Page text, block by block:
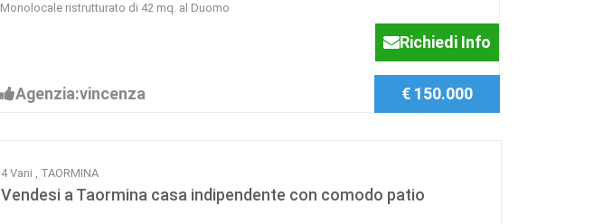
Monolocale ristrutturato di 42 mq. al Duomo
Richiedi Info
Agenzia:vincenza € 150.000
4 Vani , TAORMINA
Vendesi a Taormina casa indipendente con comodo patio